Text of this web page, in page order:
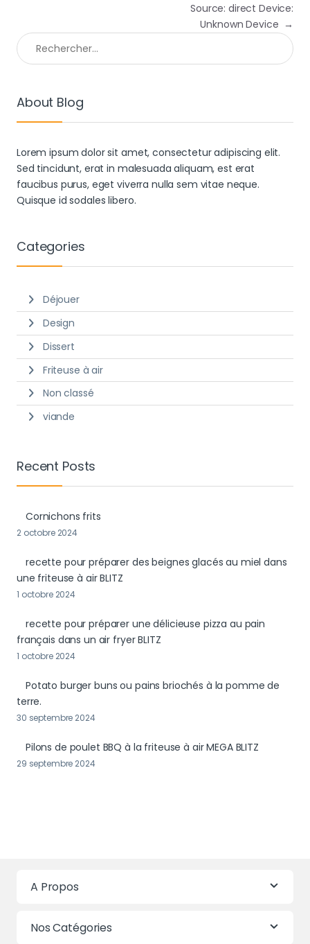
Source: direct Device:
Unknown Device →
Rechercher :
About Blog
Lorem ipsum dolor sit amet, consectetur adipiscing elit.
Sed tincidunt, erat in malesuada aliquam, est erat
faucibus purus, eget viverra nulla sem vitae neque.
Quisque id sodales libero.
Categories
Déjouer
Design
Dissert
Friteuse à air
Non classé
viande
Recent Posts
Cornichons frits
2 octobre 2024
recette pour préparer des beignes glacés au miel dans
une friteuse à air BLITZ
1 octobre 2024
recette pour préparer une délicieuse pizza au pain
français dans un air fryer BLITZ
1 octobre 2024
Potato burger buns ou pains briochés à la pomme de
terre.
30 septembre 2024
Pilons de poulet BBQ à la friteuse à air MEGA BLITZ
29 septembre 2024
A Propos
Nos Catégories